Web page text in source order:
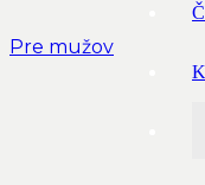
Pre mužov